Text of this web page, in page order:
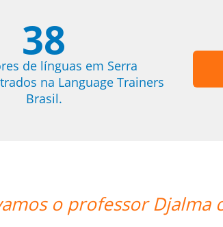
38
de línguas em Serra
na Language Trainers
Brasil.